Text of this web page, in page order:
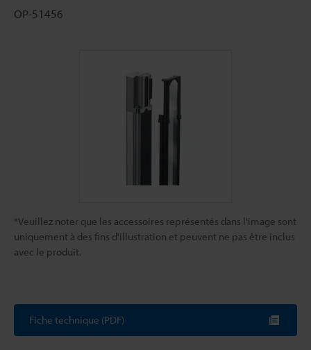
OP-51456
*Veuillez noter que les accessoires représentés dans l'image sont
uniquement à des fins d'illustration et peuvent ne pas être inclus
avec le produit.
Fiche technique (PDF)